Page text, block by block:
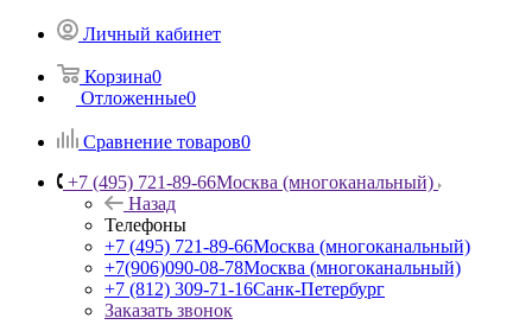
Личный кабинет
Корзина0
Отложенные0
Сравнение товаров0
+7 (495) 721-89-66Москва (многоканальный)
Назад
Телефоны
+7 (495) 721-89-66Москва (многоканальный)
+7(906)090-08-78Москва (многоканальный)
+7 (812) 309-71-16Санк-Петербург
Заказать звонок